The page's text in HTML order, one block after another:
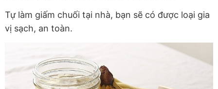
Tự làm giấm chuối tại nhà, bạn sẽ có được loại gia
vị sạch, an toàn.